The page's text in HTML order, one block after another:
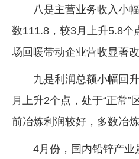
八是主营业务收入小
数111.8，较3月上升5.8个
场回暖带动企业营收显著改
九是利润总额小幅回
月上升2个点，处于“正常”
前冶炼利润较好，多数冶
4月份，国内铅锌产业